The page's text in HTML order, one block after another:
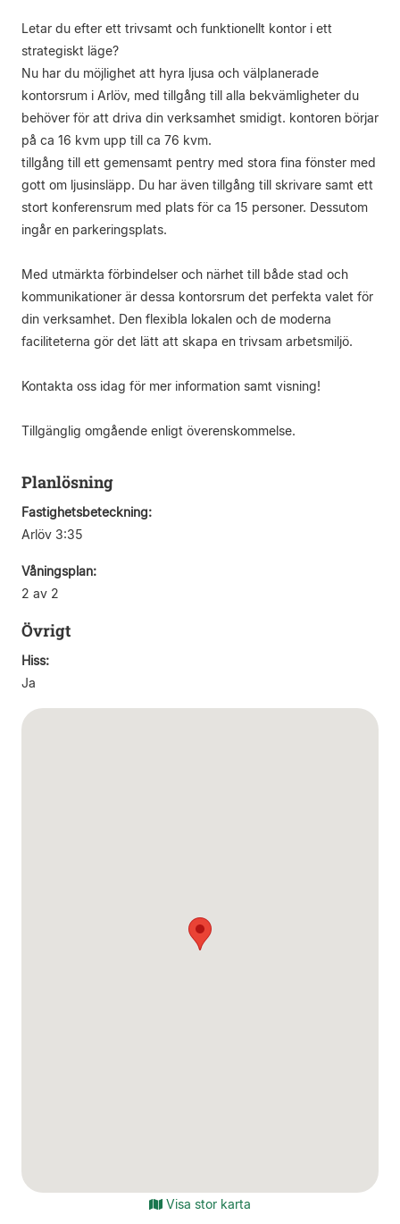
Letar du efter ett trivsamt och funktionellt kontor i ett
strategiskt läge?
Nu har du möjlighet att hyra ljusa och välplanerade
kontorsrum i Arlöv, med tillgång till alla bekvämligheter du
behöver för att driva din verksamhet smidigt. kontoren börjar
på ca 16 kvm upp till ca 76 kvm.
tillgång till ett gemensamt pentry med stora fina fönster med
gott om ljusinsläpp. Du har även tillgång till skrivare samt ett
stort konferensrum med plats för ca 15 personer. Dessutom
ingår en parkeringsplats.
Med utmärkta förbindelser och närhet till både stad och
kommunikationer är dessa kontorsrum det perfekta valet för
din verksamhet. Den flexibla lokalen och de moderna
faciliteterna gör det lätt att skapa en trivsam arbetsmiljö.
Kontakta oss idag för mer information samt visning!
Tillgänglig omgående enligt överenskommelse.
Planlösning
Fastighetsbeteckning:
Arlöv 3:35
Våningsplan:
2 av 2
Övrigt
Hiss:
Ja
Visa stor karta